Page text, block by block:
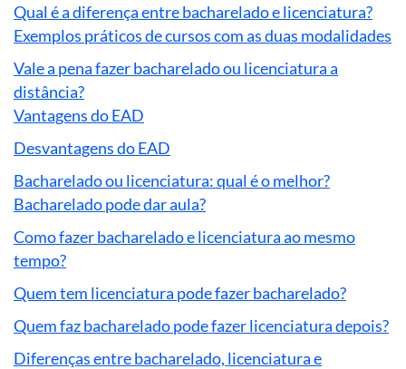
Qual é a diferença entre bacharelado e licenciatura?
Exemplos práticos de cursos com as duas modalidades
Vale a pena fazer bacharelado ou licenciatura a
distância?
Vantagens do EAD
Desvantagens do EAD
Bacharelado ou licenciatura: qual é o melhor?
Bacharelado pode dar aula?
Como fazer bacharelado e licenciatura ao mesmo
tempo?
Quem tem licenciatura pode fazer bacharelado?
Quem faz bacharelado pode fazer licenciatura depois?
Diferenças entre bacharelado, licenciatura e